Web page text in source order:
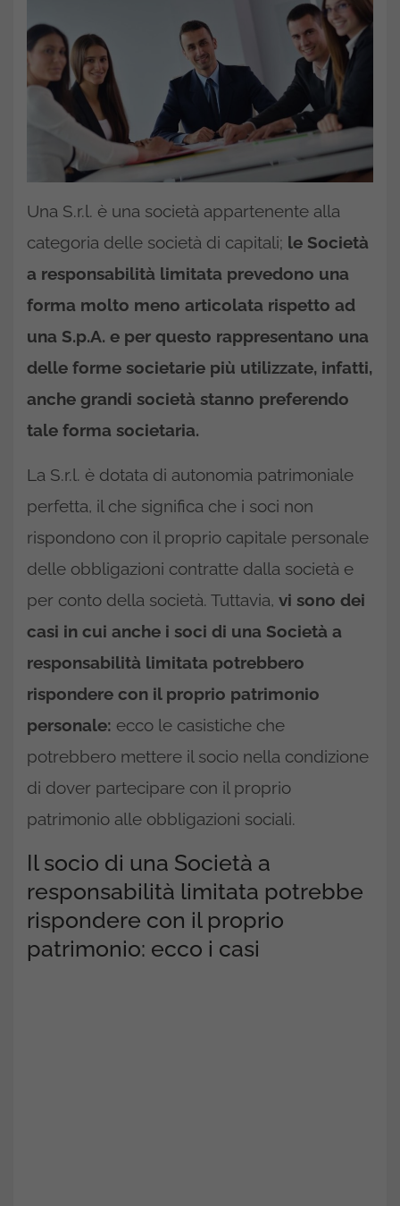
Una S.r.l. è una società appartenente alla
categoria delle società di capitali; le Società
a responsabilità limitata prevedono una
forma molto meno articolata rispetto ad
una S.p.A. e per questo rappresentano una
delle forme societarie più utilizzate, infatti,
anche grandi società stanno preferendo
tale forma societaria.
La S.r.l. è dotata di autonomia patrimoniale
perfetta, il che significa che i soci non
rispondono con il proprio capitale personale
delle obbligazioni contratte dalla società e
per conto della società. Tuttavia, vi sono dei
casi in cui anche i soci di una Società a
responsabilità limitata potrebbero
rispondere con il proprio patrimonio
personale: ecco le casistiche che
potrebbero mettere il socio nella condizione
di dover partecipare con il proprio
patrimonio alle obbligazioni sociali.
Il socio di una Società a
responsabilità limitata potrebbe
rispondere con il proprio
patrimonio: ecco i casi